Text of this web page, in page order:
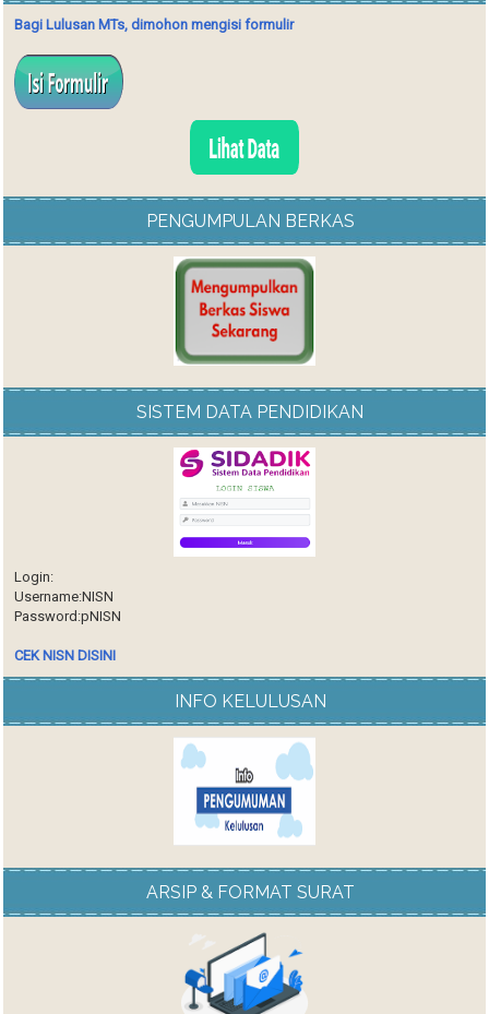
Bagi Lulusan MTs, dimohon mengisi formulir
PENGUMPULAN BERKAS
SISTEM DATA PENDIDIKAN
Login:
Username:NISN
Password:pNISN
CEK NISN DISINI
INFO KELULUSAN
ARSIP & FORMAT SURAT